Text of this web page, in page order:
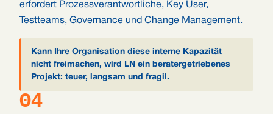
erfordert Prozessverantwortliche, Key User,
Testteams, Governance und Change Management.
Kann Ihre Organisation diese interne Kapazität
nicht freimachen, wird LN ein beratergetriebenes
Projekt: teuer, langsam und fragil.
04